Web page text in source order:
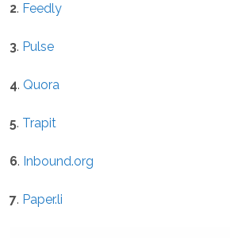
2. Feedly
3. Pulse
4. Quora
5. Trapit
6. Inbound.org
7. Paper.li